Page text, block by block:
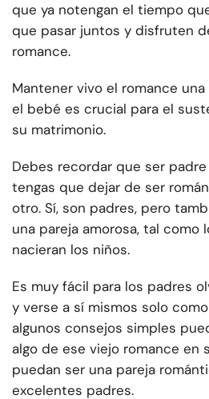
que ya notengan el tiempo
que pasar juntos y disfruten
romance.
Mantener vivo el romance
el bebé es crucial para el
su matrimonio.
Debes recordar que ser
tengas que dejar de ser
otro. Sí, son padres, pero
una pareja amorosa, tal como
nacieran los niños.
Es muy fácil para los padres
y verse a sí mismos solo
algunos consejos simples
algo de ese viejo romance en
puedan ser una pareja
excelentes padres.